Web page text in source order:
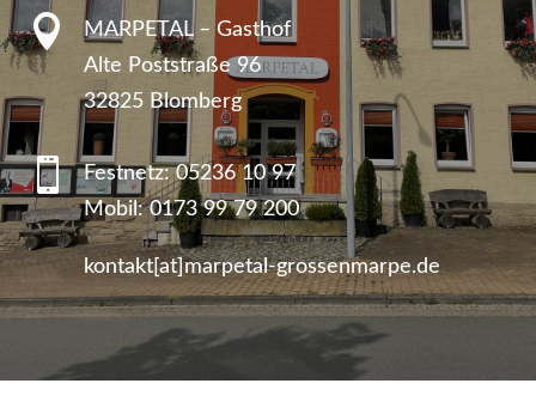

MARPETAL – Gasthof
Alte Poststraße 96
32825 Blomberg
 Festnetz:05236 10 97
Mobil:0173 99 79 200
kontakt[at]marpetal-grossenmarpe.de